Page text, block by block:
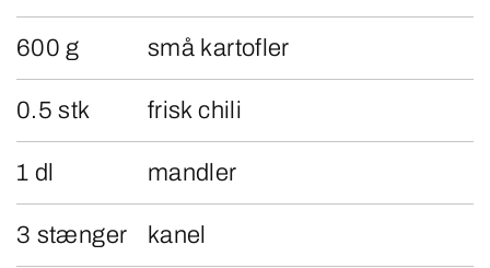
600 g små kartofler
0.5 stk frisk chili
1 dl mandler
3 stænger kanel